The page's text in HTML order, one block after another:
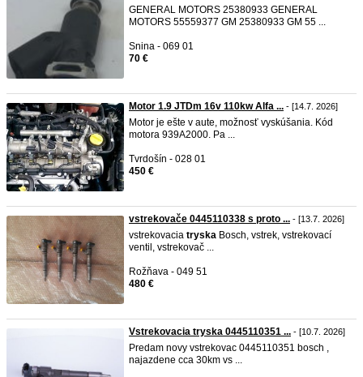
GENERAL MOTORS 25380933 GENERAL
MOTORS 55559377 GM 25380933 GM 55 ...
Snina - 069 01
70 €
Motor 1.9 JTDm 16v 110kw Alfa ... - [14.7. 2026]
Motor je ešte v aute, možnosť vyskúšania. Kód
motora 939A2000. Pa ...
Tvrdošín - 028 01
450 €
vstrekovače 0445110338 s proto ... - [13.7. 2026]
vstrekovacia tryska Bosch, vstrek, vstrekovací
ventil, vstrekovač ...
Rožňava - 049 51
480 €
Vstrekovacia tryska 0445110351 ... - [10.7. 2026]
Predam novy vstrekovac 0445110351 bosch ,
najazdene cca 30km vs ...